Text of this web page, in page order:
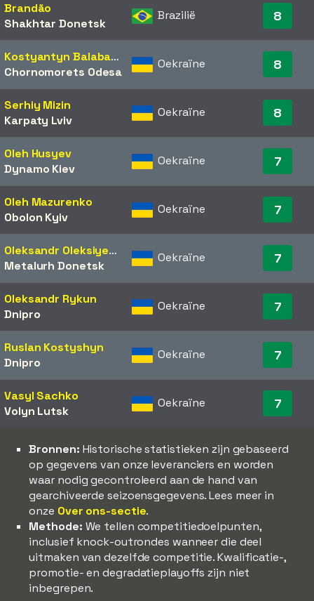
Brandão
Shakhtar Donetsk
Brazilië 8
Kostyantyn Balabanov
Chornomorets Odesa
Oekraïne 8
Serhiy Mizin
Karpaty Lviv
Oekraïne 8
Oleh Husyev
Dynamo Kiev
Oekraïne 7
Oleh Mazurenko
Obolon Kyiv
Oekraïne 7
Oleksandr Oleksiyenko
Metalurh Donetsk
Oekraïne 7
Oleksandr Rykun
Dnipro
Oekraïne 7
Ruslan Kostyshyn
Dnipro
Oekraïne 7
Vasyl Sachko
Volyn Lutsk
Oekraïne 7
Bronnen: Historische statistieken zijn gebaseerd
op gegevens van onze leveranciers en worden
waar nodig gecontroleerd aan de hand van
gearchiveerde seizoensgegevens. Lees meer in
onze Over ons-sectie.
Methode: We tellen competitiedoelpunten,
inclusief knock-outrondes wanneer die deel
uitmaken van dezelfde competitie. Kwalificatie-,
promotie- en degradatieplayoffs zijn niet
inbegrepen.